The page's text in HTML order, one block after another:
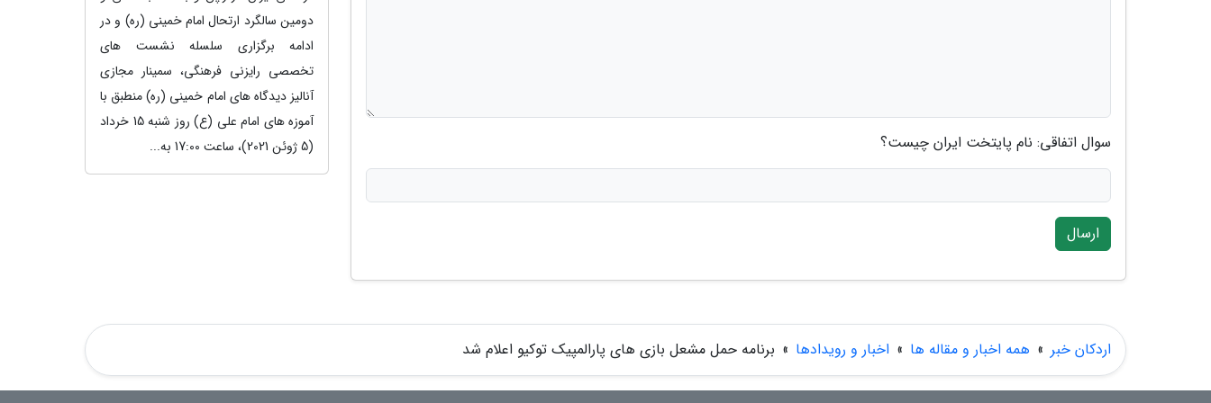
سوال اتفاقی: نام پایتخت ایران چیست؟
ارسال
دومین سالگرد ارتحال امام خمینی (ره) و در
ادامه برگزاری سلسله نشست های
تخصصی رایزنی فرهنگی، سمینار مجازی
آنالیز دیدگاه های امام خمینی (ره) منطبق با
آموزه های امام علی (ع) روز شنبه 15 خرداد
(5 ژوئن 2021)، ساعت 17:00 به...
اردکان خبر » همه اخبار و مقاله ها » اخبار و رویدادها » برنامه حمل مشعل بازی های پارالمپیک توکیو اعلام شد